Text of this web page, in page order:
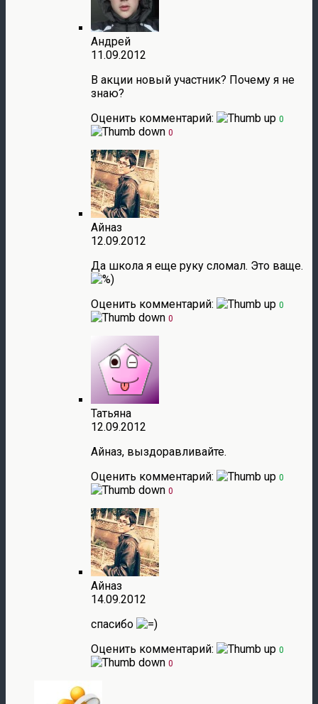
Андрей
11.09.2012
В акции новый участник? Почему я не
знаю?
Оценить комментарий:
0
0
Айназ
12.09.2012
Да школа я еще руку сломал. Это ваще.
Оценить комментарий:
0
0
Татьяна
12.09.2012
Айназ, выздоравливайте.
Оценить комментарий:
0
0
Айназ
14.09.2012
спасибо
Оценить комментарий:
0
0